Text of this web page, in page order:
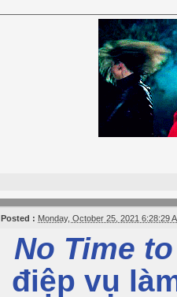
Posted : Monday, October 25, 2021 6:28:29
No Time
điệp vụ